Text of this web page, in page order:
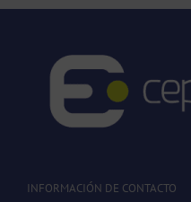
INFORMACIÓN DE CONTACTO